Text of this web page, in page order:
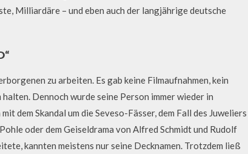
Milliardäre – und eben auch der langjährige deutsche
zu arbeiten. Es gab keine Filmaufnahmen, kein
Dennoch wurde seine Person immer wieder in
dem Skandal um die Seveso-Fässer, dem Fall des Juweliers
oder dem Geiseldrama von Alfred Schmidt und Rudolf
kannten meistens nur seine Decknamen. Trotzdem ließ